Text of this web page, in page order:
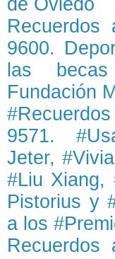
de Oviedo
Recuerdos
9600.
las
Fundación
9571.
Jeter,
#Liu Xiang,
Pistorius y
a los
Recuerdos